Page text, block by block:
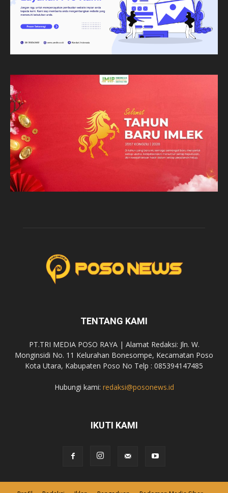
TENTANG KAMI
PT.TRI MEDIA POSO RAYA | Alamat Redaksi: Jln. W.
Monginsidi No. 11 Kelurahan Bonesompe, Kecamatan Poso
Kota Utara, Kabupaten Poso No Telp : 085394147485
Hubungi kami: redaksi@posonews.id
IKUTI KAMI